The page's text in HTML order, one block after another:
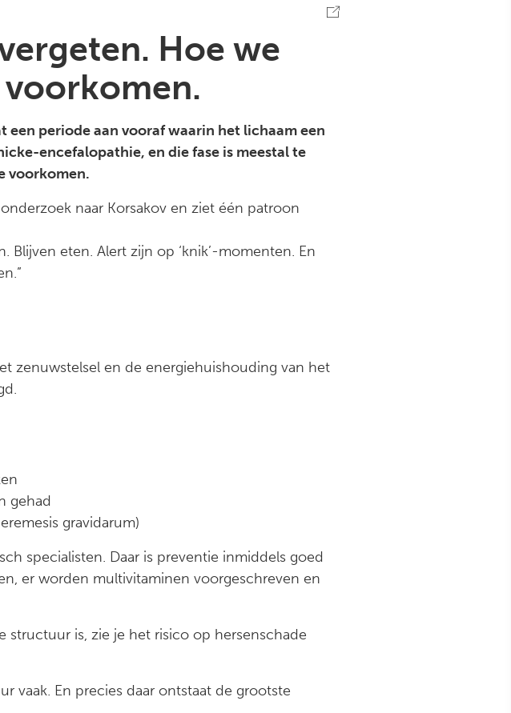
Hoe we
een periode aan vooraf waarin het lichaam een
encefalopathie, en die fase is meestal te
voorkomen.
naar Korsakov en ziet één patroon
Blijven eten. Alert zijn op ‘knik’-momenten. En
zenuwstelsel en de energiehuishouding van het
gehad
gravidarum)
specialisten. Daar is preventie inmiddels goed
er worden multivitaminen voorgeschreven en
structuur is, zie je het risico op hersenschade
vaak. En precies daar ontstaat de grootste